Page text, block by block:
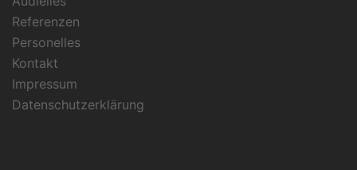
Referenzen
Personelles
Kontakt
Impressum
Datenschutzerklärung